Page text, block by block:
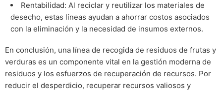
Rentabilidad: Al reciclar y reutilizar los materiales de
desecho, estas líneas ayudan a ahorrar costos asociados
con la eliminación y la necesidad de insumos externos.
En conclusión, una línea de recogida de residuos de frutas y
verduras es un componente vital en la gestión moderna de
residuos y los esfuerzos de recuperación de recursos. Por
reducir el desperdicio, recuperar recursos valiosos y